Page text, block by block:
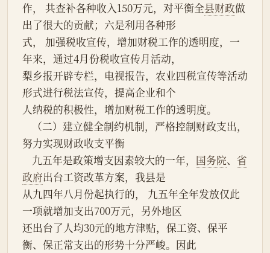
作， 共查补各种收入150万元，对平衡全县财政做
出了很大的贡献；六是利用各种形
式， 加强税收宣传，增加财税工作的透明度，一
年来，通过4月份税收宣传月活动，
梨乡报开辟专栏，电视报告，农业四税宣传等活动
形式进行税法宣传，提高企业和个
人纳税的积极性，增加财税工作的透明度。
努力实现财政收支平衡
    九五年是政策增支因素较大的一年，
国务院、 省
政府出台工资改革方案，我县是
从九四年八月份起执行的， 九五年全年发放仅此
一项就增加支出700万元，另外地区
还出台了人均30元的地方津贴，保工资、保平
衡、保正常支出的形势十分严峻。因此